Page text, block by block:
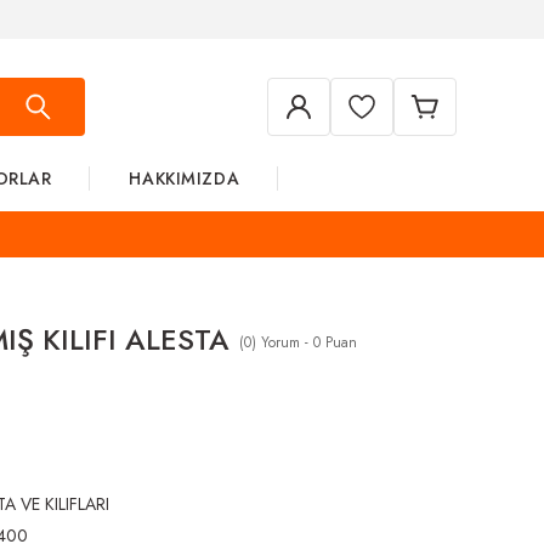
HAKKIMIZDA
KILIFI ALESTA (0) Yorum - 0 Puan
VE KILIFLARI